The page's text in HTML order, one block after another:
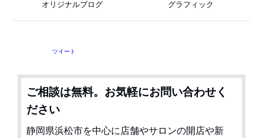
オリジナルブログ グラフィック
ツイート
ご相談は無料。お気軽にお問い合わせく
ださい
静岡県浜松市を中心に店舗やサロンの開店や新